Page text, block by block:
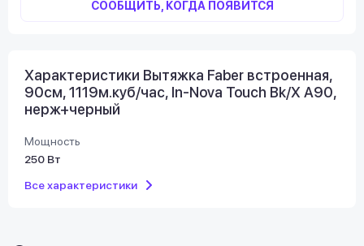
СООБЩИТЬ, КОГДА ПОЯВИТСЯ
Характеристики Вытяжка Faber встроенная,
90см, 1119м.куб/час, In-Nova Touch Bk/X A90,
нерж+черный
Мощность
250 Вт
Все характеристики